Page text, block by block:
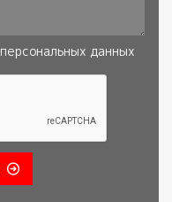
персональных данных